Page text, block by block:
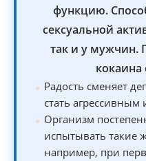
функцию.
сексуальной
так и у мужчин.
Радость сменяет
стать
Организм
испытывать такие
например, при